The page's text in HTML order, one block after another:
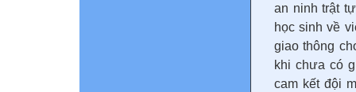
an ninh trật
học sinh về
giao thông
khi chưa có
cam kết đội